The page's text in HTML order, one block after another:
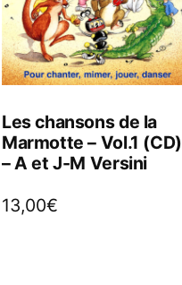
Les chansons de la
Marmotte – Vol.1 (CD)
– A et J-M Versini
13,00€